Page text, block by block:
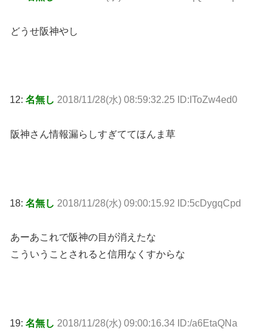
どうせ阪神やし
12: 名無し 2018/11/28(水) 08:59:32.25 ID:IToZw4ed0
阪神さん情報漏らしすぎててほんま草
18: 名無し 2018/11/28(水) 09:00:15.92 ID:5cDygqCpd
あーあこれで阪神の目が消えたな
こういうことされると信用なくすからな
19: 名無し 2018/11/28(水) 09:00:16.34 ID:/a6EtaQNa